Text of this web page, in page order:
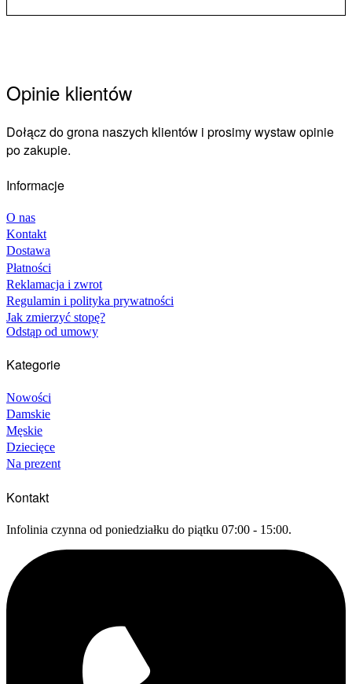
Opinie klientów
Dołącz do grona naszych klientów i prosimy wystaw opinie
po zakupie.
Informacje
O nas
Kontakt
Dostawa
Płatności
Reklamacja i zwrot
Regulamin i polityka prywatności
Jak zmierzyć stopę?
Odstąp od umowy
Kategorie
Nowości
Damskie
Męskie
Dziecięce
Na prezent
Kontakt
Infolinia czynna od poniedziałku do piątku 07:00 - 15:00.